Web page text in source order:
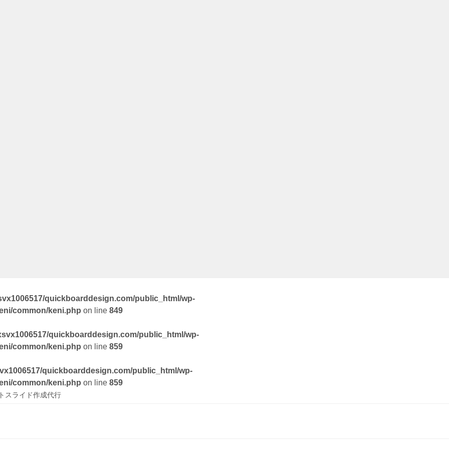
quickboarddesign.com/public_html/wp-
common/keni.php on line 849
quickboarddesign.com/public_html/wp-
common/keni.php on line 859
quickboarddesign.com/public_html/wp-
common/keni.php on line 859
スライド作成代行